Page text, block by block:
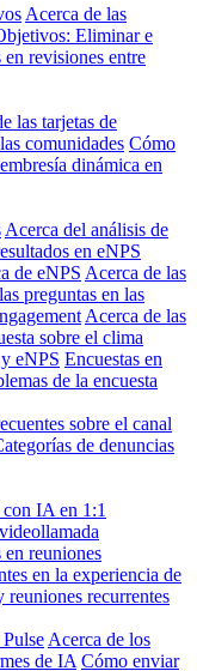
Acerca de las
Eliminar e
revisiones entre
las tarjetas de
comunidades Cómo
dinámica en
Acerca del análisis de
en eNPS
de eNPS Acerca de las
preguntas en las
Acerca de las
sobre el clima
eNPS Encuestas en
de la encuesta
sobre el canal
de denuncias
IA en 1:1
reuniones
en la experiencia de
recurrentes
Acerca de los
de IA Cómo enviar